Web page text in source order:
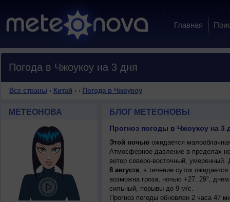
Главная
Погода в Чжоукоу на 3 дня
Все страны › Китай › › Погода в Чжоукоу
МЕТЕОНОВА БЛОГ МЕТЕОНОВЫ
Прогноз погоды в Чжоукоу на 3
Этой ночьюожидается
Атмосферное давление в пределах
ветер северо-восточный,
8 августа, в течение суток
возможна гроза; ночью +27..29°,
сильный, порывы до 9 м/с.
Прогноз погоды обновлен 2 часа 47